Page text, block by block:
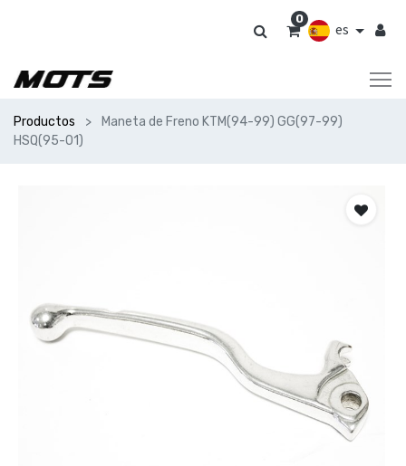
es
0
Productos
Maneta de Freno KTM(94-99) GG(97-99)
HSQ(95-01)